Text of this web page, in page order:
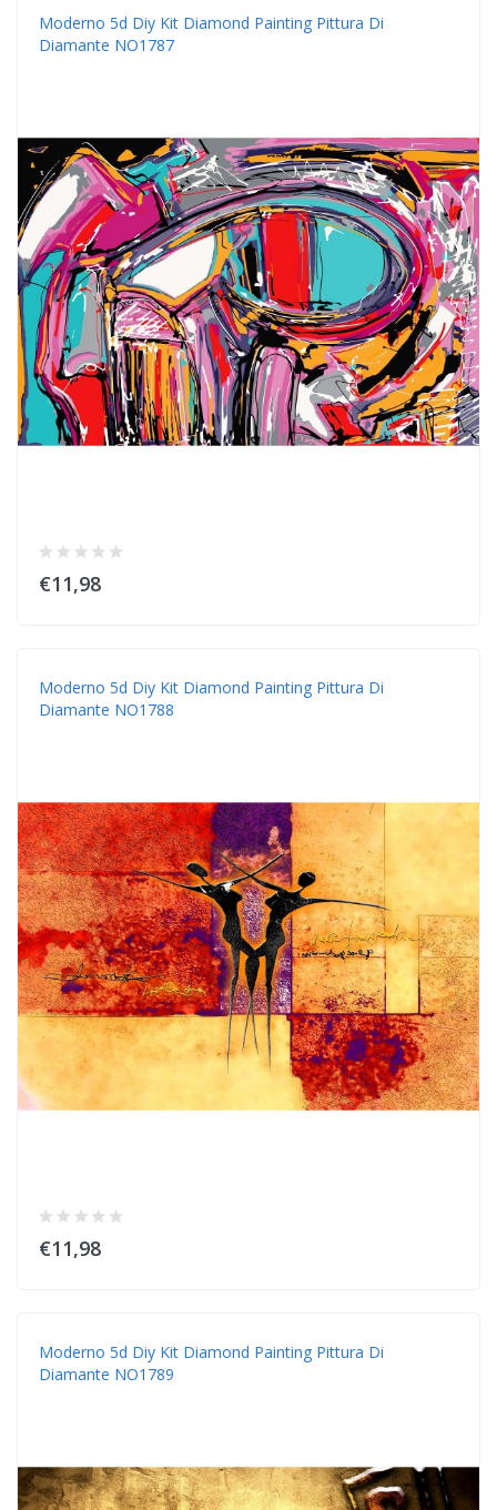
Moderno 5d Diy Kit Diamond Painting Pittura Di
Diamante NO1787
€11,98
Moderno 5d Diy Kit Diamond Painting Pittura Di
Diamante NO1788
€11,98
Moderno 5d Diy Kit Diamond Painting Pittura Di
Diamante NO1789